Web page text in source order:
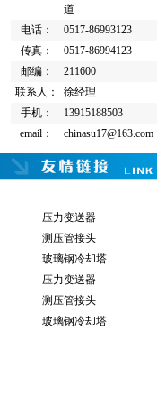
道
电话：
0517-86993123
传真：
0517-86994123
邮编：
211600
联系人：
徐经理
手机：
13915188503
email：
chinasu17@163.com
压力变送器
测压管接头
玻璃钢冷却塔
压力变送器
测压管接头
玻璃钢冷却塔